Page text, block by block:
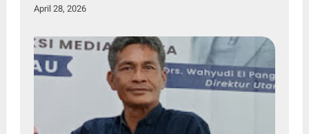
April 28, 2026